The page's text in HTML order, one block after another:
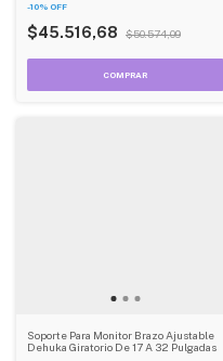
-10% OFF
$45.516,68 $50.574,09
Soporte Para Monitor Brazo Ajustable
Dehuka Giratorio De 17 A 32 Pulgadas